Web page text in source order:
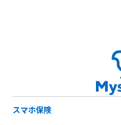
スマホ保険